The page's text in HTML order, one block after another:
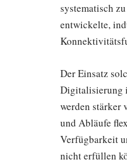
systematisch
entwickelte,
Der Einsatz
Digitalisierung
werden stärker
und Abläufe
Verfügbarkeit
nicht erfüllen